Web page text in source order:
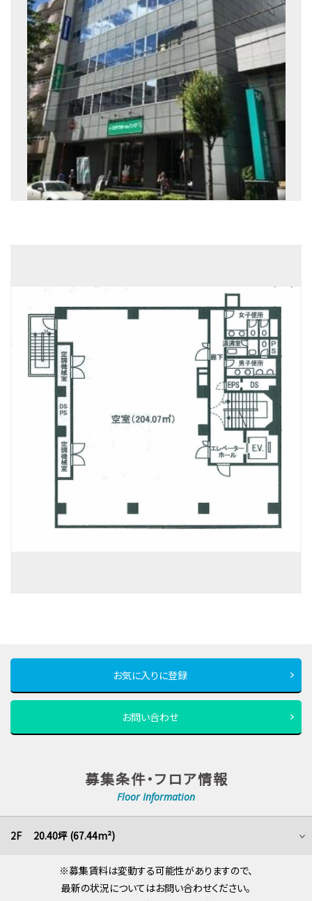
お気に入りに登録
お問い合わせ
募集条件・フロア情報
Floor Information
2F 20.40坪 (67.44m²)
※募集賃料は変動する可能性がありますので、
最新の状況についてはお問い合わせください。